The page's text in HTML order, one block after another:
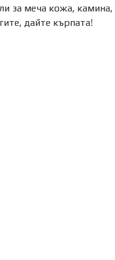
за меча кожа, камина,
дайте кърпата!